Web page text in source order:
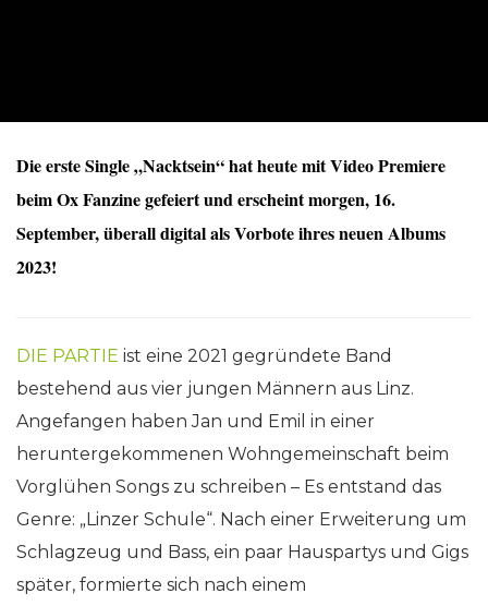
Die erste Single „Nacktsein“ hat heute mit Video Premiere
beim Ox Fanzine gefeiert und erscheint morgen, 16.
September, überall digital als Vorbote ihres neuen Albums
2023!
DIE PARTIE ist eine 2021 gegründete Band
bestehend aus vier jungen Männern aus Linz.
Angefangen haben Jan und Emil in einer
heruntergekommenen Wohngemeinschaft beim
Vorglühen Songs zu schreiben – Es entstand das
Genre: „Linzer Schule“. Nach einer Erweiterung um
Schlagzeug und Bass, ein paar Hauspartys und Gigs
später, formierte sich nach einem